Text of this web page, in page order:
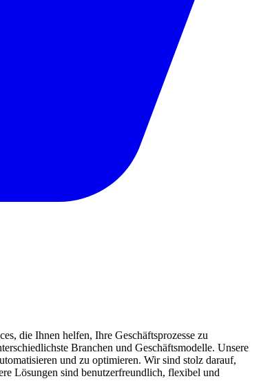
die Ihnen helfen, Ihre Geschäftsprozesse zu
Branchen und Geschäftsmodelle. Unsere
und zu optimieren. Wir sind stolz darauf,
Lösungen sind benutzerfreundlich, flexibel und